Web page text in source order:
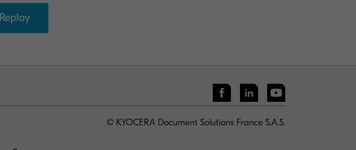
© KYOCERA Document Solutions France S.A.S.